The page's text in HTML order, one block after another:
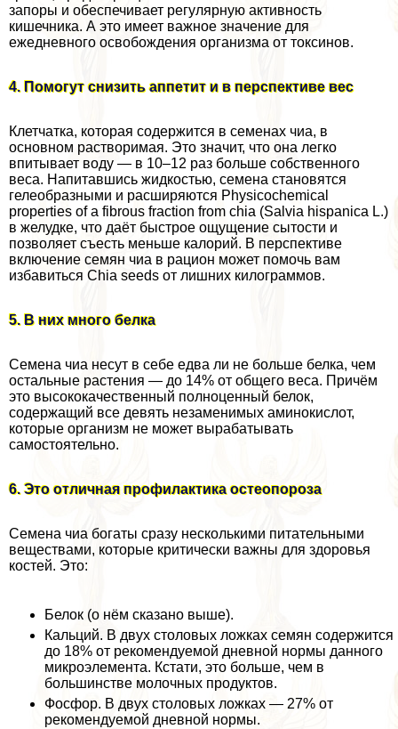
запоры и обеспечивает регулярную активность
кишечника. А это имеет важное значение для
ежедневного освобождения организма от токсинов.
4. Помогут снизить аппетит и в перспективе вес
Клетчатка, которая содержится в семенах чиа, в
основном растворимая. Это значит, что она легко
впитывает воду — в 10–12 раз больше собственного
веса. Напитавшись жидкостью, семена становятся
гелеобразными и расширяются Physicochemical
properties of a fibrous fraction from chia (Salvia hispanica L.)
в желудке, что даёт быстрое ощущение сытости и
позволяет съесть меньше калорий. В перспективе
включение семян чиа в рацион может помочь вам
избавиться Chia seeds от лишних килограммов.
5. В них много белка
Семена чиа несут в себе едва ли не больше белка, чем
остальные растения — до 14% от общего веса. Причём
это высококачественный полноценный белок,
содержащий все девять незаменимых аминокислот,
которые организм не может выpaбатывать
самостоятельно.
6. Это отличная профилактика остеопороза
Семена чиа богаты сразу несколькими питательными
веществами, которые критически важны для здоровья
костей. Это:
Белок (о нём сказано выше).
Кальций. В двух столовых ложках семян содержится
до 18% от рекомендуемой дневной нормы данного
микроэлемента. Кстати, это больше, чем в
большинстве молочных продуктов.
Фосфор. В двух столовых ложках — 27% от
рекомендуемой дневной нормы.